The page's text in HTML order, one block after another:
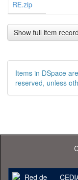
RE.zip
Show full item record
Items in DSpace
reserved, unless